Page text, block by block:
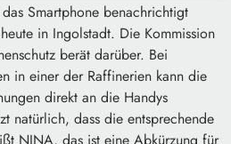
Smartphone benachrichtigt
in Ingolstadt. Die Kommission
berät darüber. Bei
in einer der Raffinerien kann die
direkt an die Handys
natürlich, dass die entsprechende
NINA, das ist eine Abkürzung für